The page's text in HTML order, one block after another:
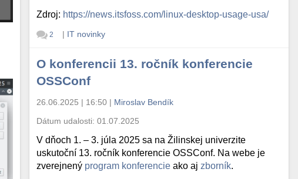
Zdroj: https://news.itsfoss.com/linux-desktop-usage-usa/
2 | IT novinky
O konferencii 13. ročník konferencie
OSSConf
26.06.2025 | 16:50 | Miroslav Bendík
Dátum udalosti:01.07.2025
V dňoch 1. – 3. júla 2025 sa na Žilinskej univerzite
uskutoční 13. ročník konferencie OSSConf. Na webe je
zverejnený program konferencie ako aj zborník.